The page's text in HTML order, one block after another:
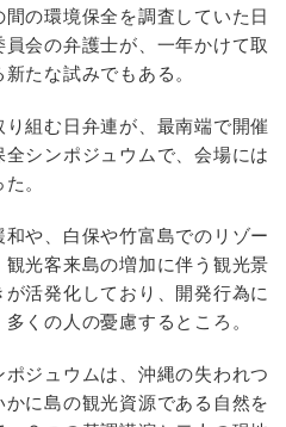
の環境保全を調査していた日
会の弁護士が、一年かけて取
たな試みでもある。
組む日弁連が、最南端で開催
シンポジュウムで、会場には
。
や、白保や竹富島でのリゾー
観光客来島の増加に伴う観光景
活発化しており、開発行為に
くの人の憂慮するところ。
ジュウムは、沖縄の失われつ
に島の観光資源である自然を